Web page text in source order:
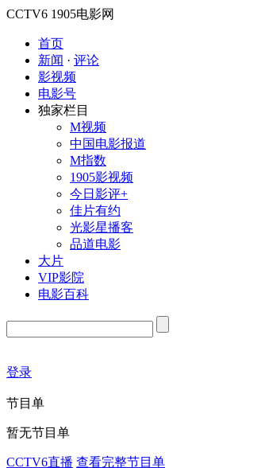
CCTV6 1905电影网
首页
新闻 · 评论
影视频
电影号
独家栏目
M视频
中国电影报道
M指数
1905影视频
今日影评+
佳片有约
光影星播客
品道电影
大片
VIP影院
电影百科
登录
节目单
暂无节目单
CCTV6直播 查看完整节目单